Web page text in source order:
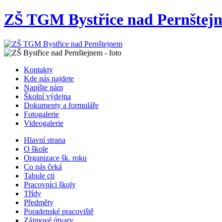
ZŠ TGM Bystřice nad
Kontakty
Kde nás najdete
Napište nám
Školní výdejna
Dokumenty a formuláře
Fotogalerie
Videogalerie
Hlavní strana
O škole
Organizace šk. roku
Co nás čeká
Tabule cti
Pracovníci školy
Třídy
Předměty
Poradenské pracoviště
Zájmové útvary